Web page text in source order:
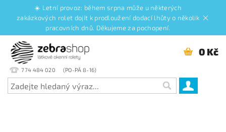
☀️ Letní provoz: během srpna může u některých
zakázkových rolet dojít k prodloužení dodací lhůty o několik
pracovních dnů. Děkujeme za pochopení.
774 484 020
0 Kč